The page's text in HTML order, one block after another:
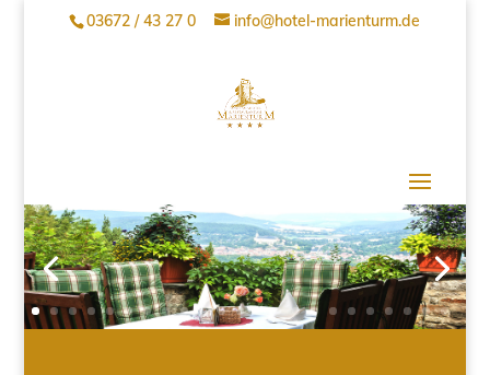
03672 / 43 27 0 info@hotel-marienturm.de